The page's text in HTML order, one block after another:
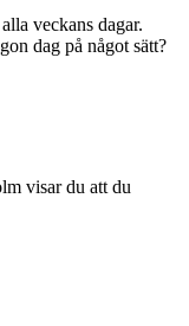
veckans dagar.
dag på något sätt?
visar du att du